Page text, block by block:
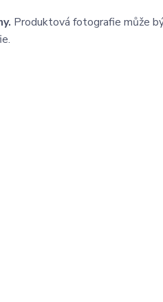
Produktová fotografie může